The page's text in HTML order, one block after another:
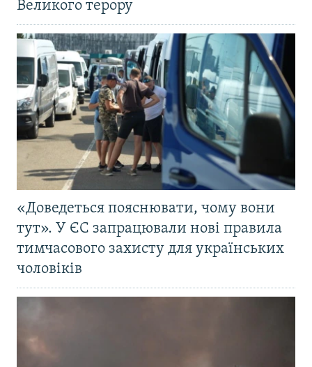
Великого терору
«Доведеться пояснювати, чому вони
тут». У ЄС запрацювали нові правила
тимчасового захисту для українських
чоловіків